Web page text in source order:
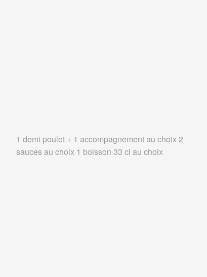
1 demi poulet + 1 accompagnement au choix 2
sauces au choix 1 boisson 33 cl au choix